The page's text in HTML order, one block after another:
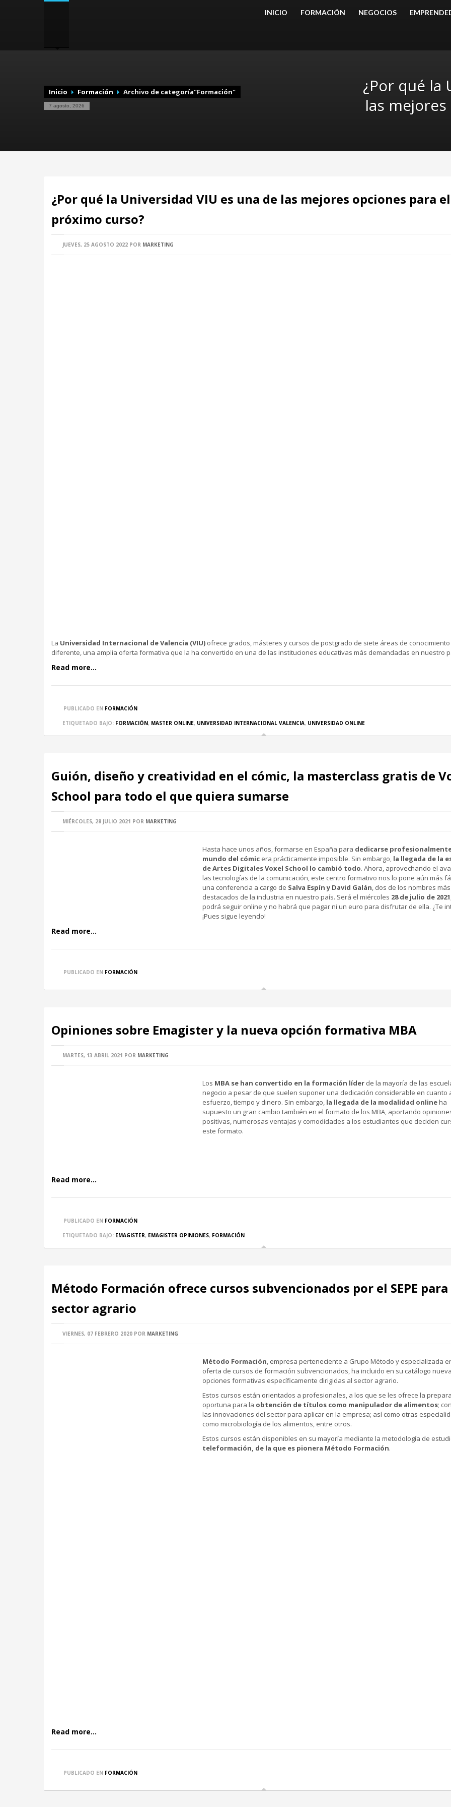
INICIO FORMACIÓN NEGOCIOS
Inicio Formación Archivo de categoría"Formación"
7 agosto, 2026
¿Por qué la
las
¿Por qué la Universidad VIU es una de las mejores opciones para el
próximo curso?
JUEVES, 25 AGOSTO 2022 POR MARKETING
La Universidad Internacional de Valencia (VIU) ofrece grados, másteres y cursos de postgrado de siete áreas de conocimiento
diferente, una amplia oferta formativa que la ha convertido en una de las instituciones educativas más demandadas en nuestro
Read more...
PUBLICADO EN FORMACIÓN
ETIQUETADO BAJO: FORMACIÓN, MASTER ONLINE, UNIVERSIDAD INTERNACIONAL VALENCIA, UNIVERSIDAD ONLINE
Guión, diseño y creatividad en el cómic, la masterclass gratis de
School para todo el que quiera sumarse
MIÉRCOLES, 28 JULIO 2021 POR MARKETING
Hasta hace unos años, formarse en España para dedicarse
mundo del cómic era prácticamente imposible. Sin embargo, la llegada de la
de Artes Digitales Voxel School lo cambió todo. Ahora, aprovechando el
las tecnologías de la comunicación, este centro formativo nos lo pone aún más
una conferencia a cargo de Salva Espín y David Galán, dos de los nombres más
destacados de la industria en nuestro país. Será el miércoles 28 de julio de
podrá seguir online y no habrá que pagar ni un euro para disfrutar de ella. ¿Te
¡Pues sigue leyendo!
Read more...
PUBLICADO EN FORMACIÓN
Opiniones sobre Emagister y la nueva opción formativa MBA
MARTES, 13 ABRIL 2021 POR MARKETING
Los MBA se han convertido en la formación líder de la mayoría de las
negocio a pesar de que suelen suponer una dedicación considerable en cuanto
esfuerzo, tiempo y dinero. Sin embargo, la llegada de la modalidad onlineha
supuesto un gran cambio también en el formato de los MBA, aportando
positivas, numerosas ventajas y comodidades a los estudiantes que deciden
este formato.
Read more...
PUBLICADO EN FORMACIÓN
ETIQUETADO BAJO: EMAGISTER, EMAGISTER OPINIONES, FORMACIÓN
Método Formación ofrece cursos subvencionados por el SEPE
sector agrario
VIERNES, 07 FEBRERO 2020 POR MARKETING
Método Formación, empresa perteneciente a Grupo Método y especializada
oferta de cursos de formación subvencionados, ha incluido en su catálogo
opciones formativas específicamente dirigidas al sector agrario.
Estos cursos están orientados a profesionales, a los que se les ofrece la
oportuna para la obtención de títulos como manipulador de alimentos;
las innovaciones del sector para aplicar en la empresa; así como otras
como microbiología de los alimentos, entre otros.
Estos cursos están disponibles en su mayoría mediante la metodología de
teleformación, de la que es pionera Método Formación.
Read more...
PUBLICADO EN FORMACIÓN